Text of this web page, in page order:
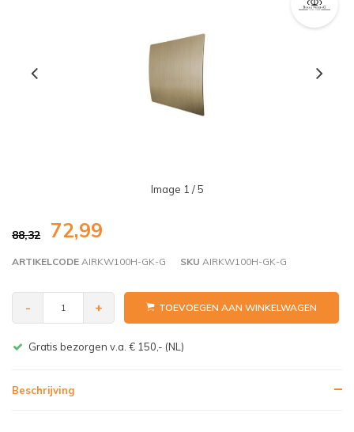
Image 1 / 5
88,32 72,99
ARTIKELCODE AIRKW100H-GK-G SKU AIRKW100H-GK-G
- + TOEVOEGEN AAN WINKELWAGEN
Gratis bezorgen v.a. € 150,- (NL)
Beschrijving